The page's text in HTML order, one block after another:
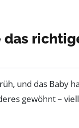
das
und das Baby
gewöhnt –